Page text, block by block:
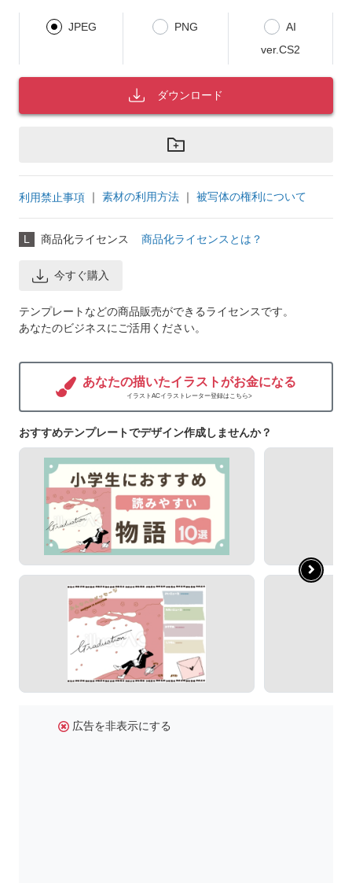
JPEG PNG
AI
ver.CS2
ダウンロード
利用禁止事項 ｜ 素材の利用方法 ｜ 被写体の権利について
L 商品化ライセンス 商品化ライセンスとは？
今すぐ購入
テンプレートなどの商品販売ができるライセンスです。
あなたのビジネスにご活用ください。
あなたの描いたイラストがお金になる
イラストACイラストレーター登録はこちら>
おすすめテンプレートでデザイン作成しませんか？
広告を非表示にする